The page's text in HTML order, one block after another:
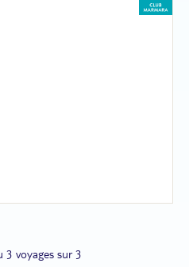
3 voyages sur 3